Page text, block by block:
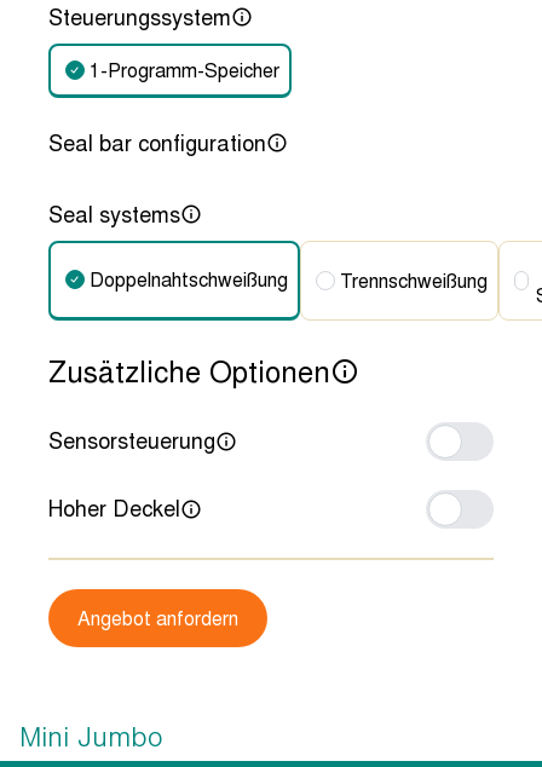
Steuerungssystem
1-Programm-Speicher
Seal bar configuration
Seal systems
Doppelnahtschweißung Trennschweißung
Zusätzliche Optionen
Sensorsteuerung
Hoher Deckel
Angebot anfordern
Mini Jumbo